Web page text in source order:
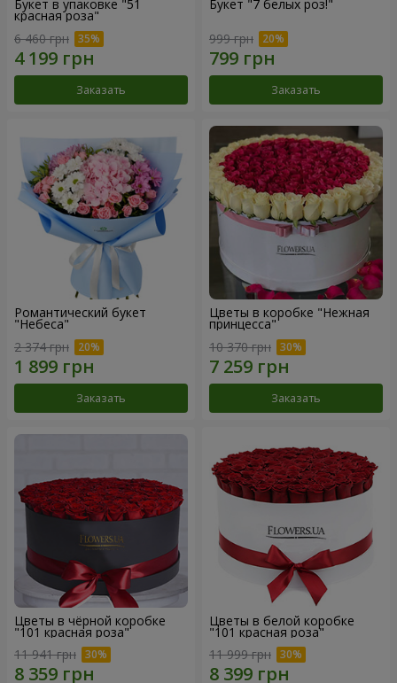
Букет в упаковке "51
красная роза"
6 460 грн
Заказать
Букет "7 белых роз!"
999 грн
Заказать
Романтический букет
"Небеса"
2 374 грн
Заказать
Цветы в коробке "Нежная
принцесса"
10 370 грн
Заказать
Цветы в чёрной коробке
"101 красная роза"
11 941 грн
Цветы в белой коробке
"101 красная роза"
11 999 грн